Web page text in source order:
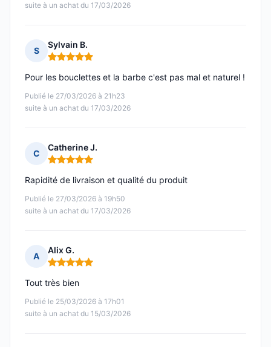
suite à un achat du 17/03/2026
S
Sylvain B.
Note : 5 sur 5
Publié le 27/03/2026 à 21h23
suite à un achat du 17/03/2026
Pour les bouclettes et la barbe c'est pas mal et naturel !
C
Catherine J.
Note : 5 sur 5
Publié le 27/03/2026 à 19h50
suite à un achat du 17/03/2026
Rapidité de livraison et qualité du produit
A
Alix G.
Note : 5 sur 5
Publié le 25/03/2026 à 17h01
suite à un achat du 15/03/2026
Tout très bien